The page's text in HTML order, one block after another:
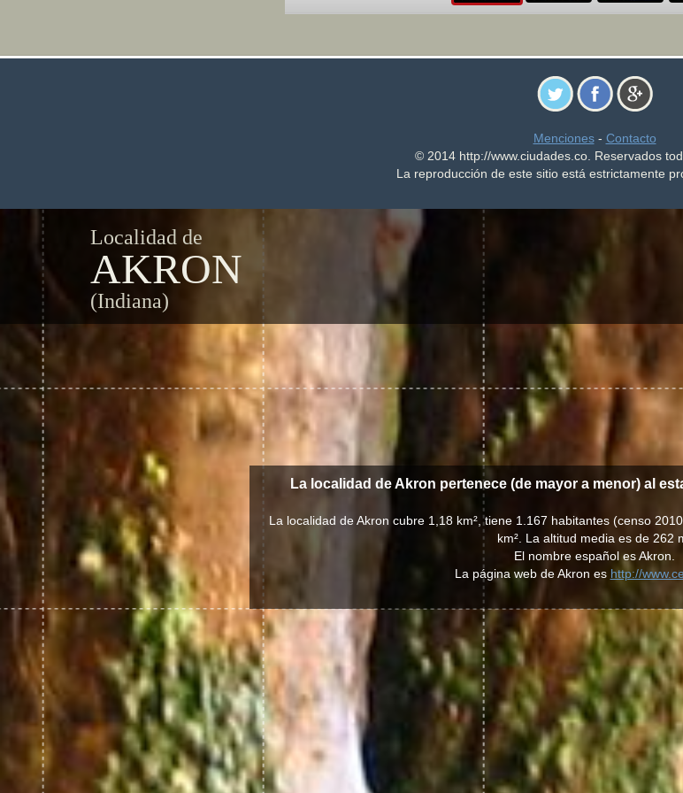
Menciones- Contacto
© 2014 http://www.ciudades.co. Reservados
La reproducción de este sitio está estrictamente
Localidad de
AKRON
(Indiana)
La localidad de Akron pertenece (de mayor a menor) al
La localidad de Akron cubre 1,18 km², tiene 1.167 habitantes (censo
km². La altitud media es de 262
El nombre español es Akron.
La página web de Akron es http://